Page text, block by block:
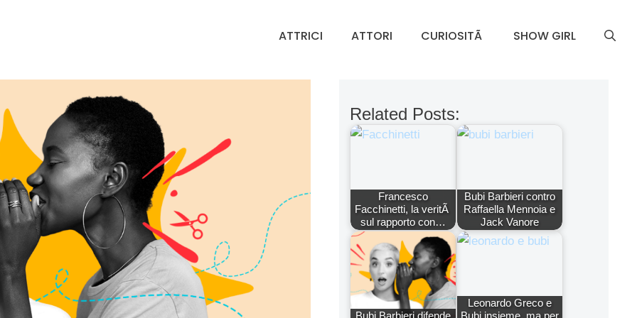
ATTRICI ATTORI CURIOSITÃ SHOW GIRL
Related Posts:
Francesco
Facchinetti, la veritÃ
sul rapporto con…
Bubi Barbieri contro
Raffaella Mennoia e
Jack Vanore
Leonardo Greco e